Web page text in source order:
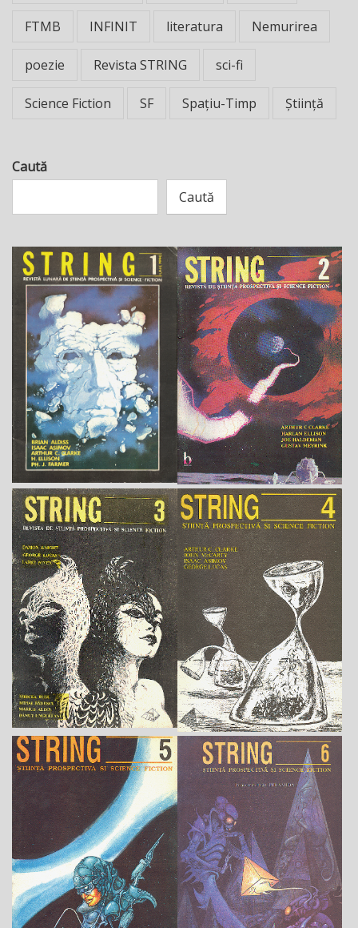
FTMB INFINIT literatura Nemurirea
poezie Revista STRING sci-fi
Science Fiction SF Spațiu-Timp Știință
Caută
Caută